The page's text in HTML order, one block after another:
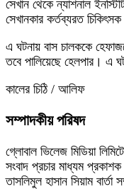
সেখান থেকে ন্যাশনাল
সেখানকার কর্তব্যরত
এ ঘটনায় বাস চালককে
তবে পালিয়েছে হেলপার। এ
কালের চিঠি / আলিফ
সম্পাদকীয় পরিষদ
গ্লোবাল ভিলেজ মিডিয়া
সংবাদ প্রচার মাধ্যম
তাসলিমুল হাসান সিয়াম